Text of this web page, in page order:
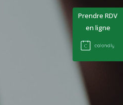
Prendre RDV
en ligne